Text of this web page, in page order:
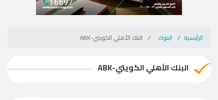
الرئيسية البنوك البنك الأهلي الكويتي-ABK
البنك الأهلي الكويتي-ABK